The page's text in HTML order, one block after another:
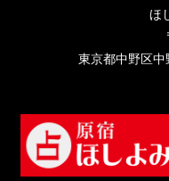
ほ
東京都中野区